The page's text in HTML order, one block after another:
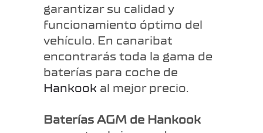
garantizar su calidad y
funcionamiento óptimo del
vehículo. En canaribat
encontrarás toda la gama de
baterías para coche de
Hankook al mejor precio.
Baterías AGM de Hankook